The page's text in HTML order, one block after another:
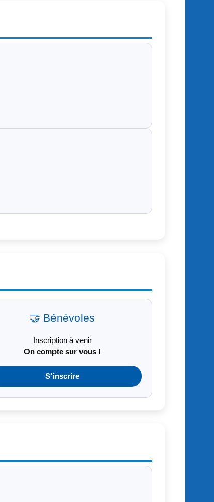
🤝 Bénévoles
Inscription à venir
On compte sur vous !
S’inscrire